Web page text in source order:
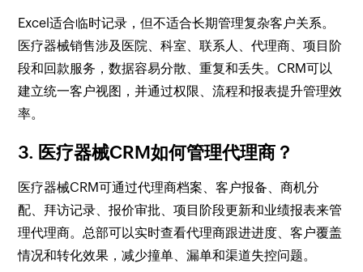
Excel适合临时记录，但不适合长期管理复杂客户关系。
医疗器械销售涉及医院、科室、联系人、代理商、项目阶
段和回款服务，数据容易分散、重复和丢失。CRM可以
建立统一客户视图，并通过权限、流程和报表提升管理效
率。
3. 医疗器械CRM如何管理代理商？
医疗器械CRM可通过代理商档案、客户报备、商机分
配、拜访记录、报价审批、项目阶段更新和业绩报表来管
理代理商。总部可以实时查看代理商跟进进度、客户覆盖
情况和转化效果，减少撞单、漏单和渠道失控问题。